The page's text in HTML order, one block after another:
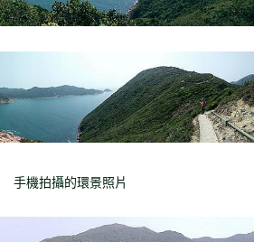
手機拍攝的環景照片